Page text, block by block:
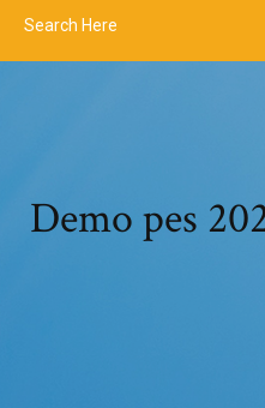
Demo pes